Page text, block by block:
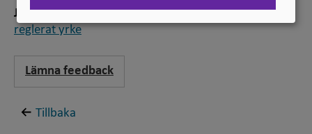
Jämför
reglerat yrke
Lämna feedback
Tillbaka